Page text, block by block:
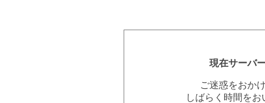
現在サーバ
ご迷惑をおか
しばらく時間を